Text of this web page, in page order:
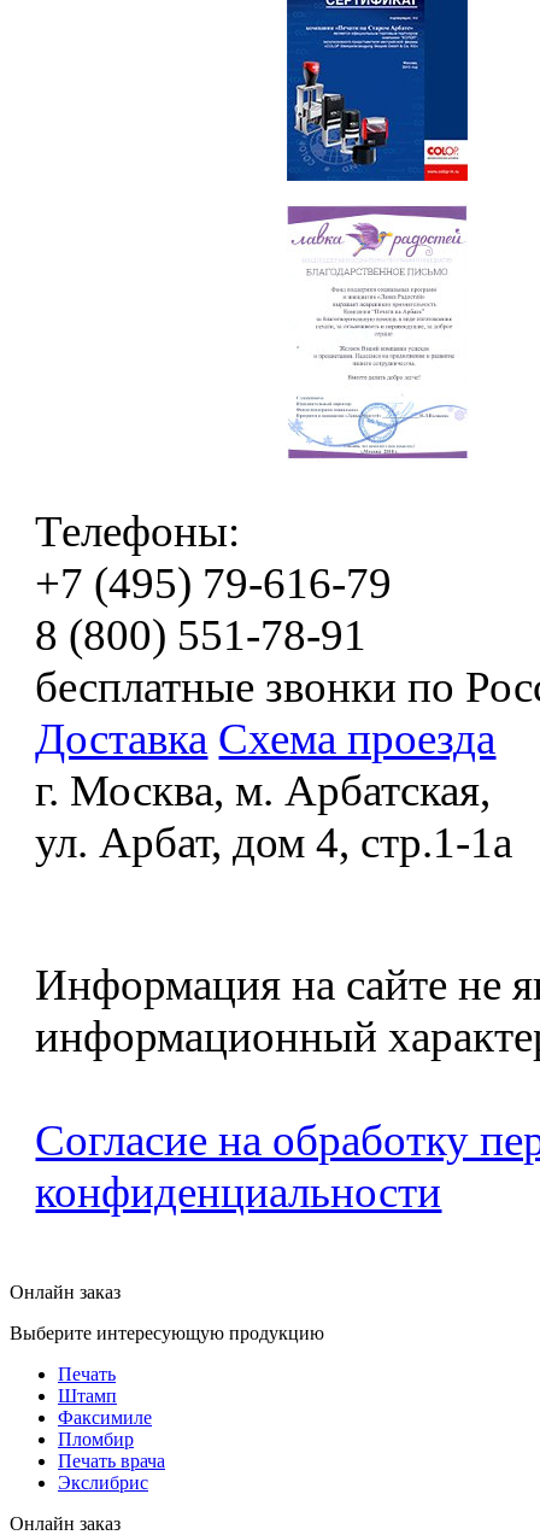
Телефоны:
+7 (495) 79-616-79
8 (800) 551-78-91
бесплатные звонки по
Доставка Схема проезда
г. Москва, м. Арбатская,
ул. Арбат, дом 4, стр.1-1а
Информация на сайте не
информационный
Согласие на обработку
конфиденциальности
Онлайн заказ
Выберите интересующую продукцию
Печать
Штамп
Факсимиле
Пломбир
Печать врача
Экслибрис
Онлайн заказ